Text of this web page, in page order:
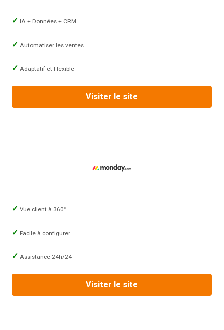
IA + Données + CRM
Automatiser les ventes
Adaptatif et Flexible
Visiter le site
Vue client à 360°
Facile à configurer
Assistance 24h/24
Visiter le site